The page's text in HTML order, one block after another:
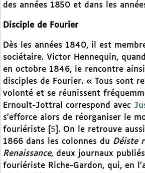
des années 1850 et dans les
Disciple de Fourier
Dès les années 1840, il est
sociétaire. Victor Hennequin,
en octobre 1846, le rencontre
disciples de Fourier. « Tous sont
volonté et se réunissent
Ernoult-Jottral correspond avec
s’efforce alors de réorganiser le
fouriériste
5 . On le retrouve
1866 dans les colonnes du Déiste
Renaissance, deux journaux
fouriériste Riche-Gardon, qui, en